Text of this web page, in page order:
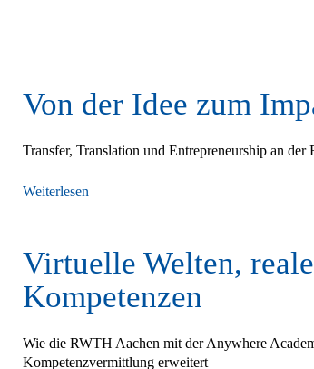
Von der Idee zum
Transfer, Translation und Entrepreneurship an der
Weiterlesen
Virtuelle Welten, reale
Kompetenzen
Wie die RWTH Aachen mit der Anywhere
Kompetenzvermittlung erweitert